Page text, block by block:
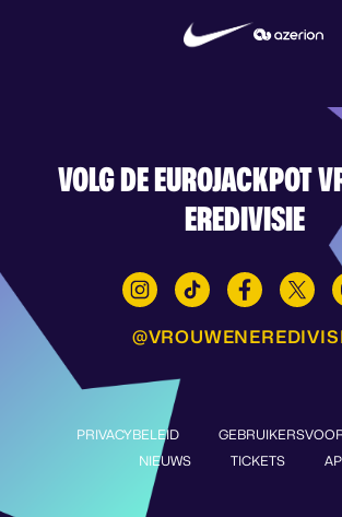
VOLG DE EUROJACKPOT
EREDIVISIE
PRIVACYBELEID
NIEUWS
TICKETS